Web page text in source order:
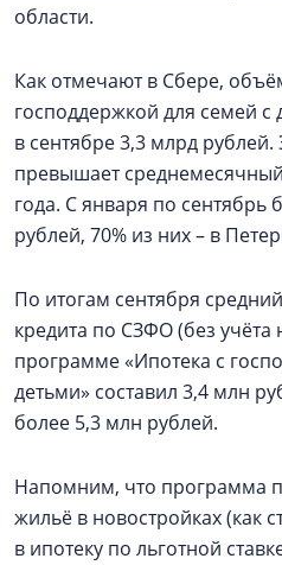
области.
Как отмечают в Сбере,
господдержкой для семей с
в сентябре 3,3 млрд
превышает
года. С января по сентябрь
рублей, 70% из них – в
По итогам сентября
кредита по СЗФО (без учёта
программе «Ипотека с
детьми» составил 3,4 млн
более 5,3 млн рублей.
Напомним, что программа
жильё в новостройках (как
в ипотеку по льготной